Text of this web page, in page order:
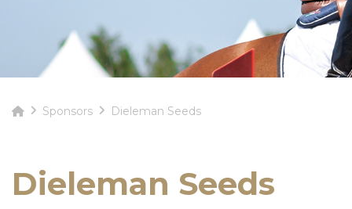
Sponsors Dieleman Seeds
Dieleman Seeds